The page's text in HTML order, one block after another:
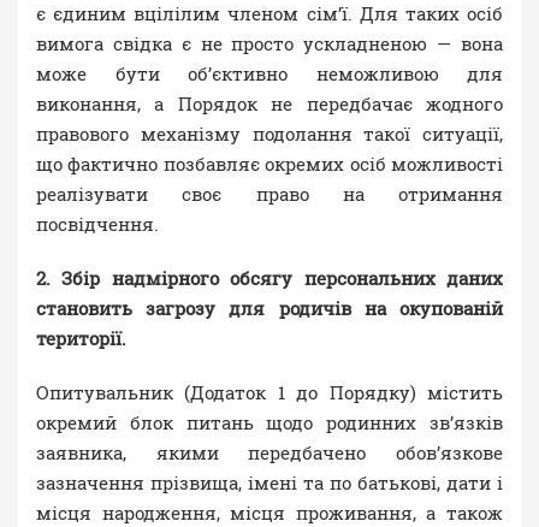
є єдиним вцілілим членом сім’ї. Для таких осіб
вимога свідка є не просто ускладненою — вона
може бути об’єктивно неможливою для
виконання, а Порядок не передбачає жодного
правового механізму подолання такої ситуації,
що фактично позбавляє окремих осіб можливості
реалізувати своє право на отримання
посвідчення.
2. Збір надмірного обсягу персональних даних
становить загрозу для родичів на окупованій
території.
Опитувальник (Додаток 1 до Порядку) містить
окремий блок питань щодо родинних зв’язків
заявника, якими передбачено обов’язкове
зазначення прізвища, імені та по батькові, дати і
місця народження, місця проживання, а також